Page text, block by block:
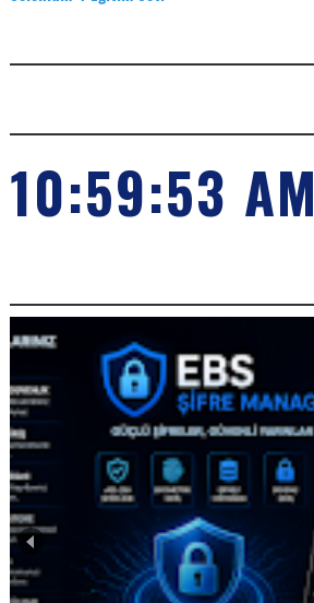
10:59:55 AM